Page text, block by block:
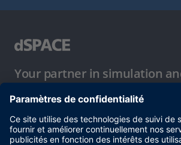
Your partner in simulation
Conditions d´utilisation